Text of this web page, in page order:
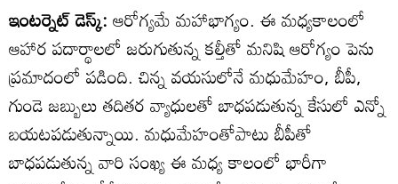
ఇంటర్నెట్ డెస్క్:ఆరోగ్యమే మహాభాగ్యం. ఈ మధ్యకాలంలో
ఆహార పదార్థాలలో జరుగుతున్న కల్తీతో మనిషి ఆరోగ్యం పెను
ప్రమాదంలో పడింది. చిన్న వయసులోనే మధుమేహం, బీపీ,
గుండె జబ్బులు తదితర వ్యాధులతో బాధపడుతున్న కేసులో ఎన్నో
బయటపడుతున్నాయి. మధుమేహంతోపాటు బీపీతో
బాధపడుతున్న వారి సంఖ్య ఈ మధ్య కాలంలో భారీగా